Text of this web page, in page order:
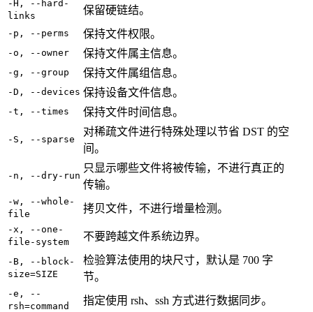
-H, --hard-
links
保留硬链结。
-p, --perms 保持文件权限。
-o, --owner 保持文件属主信息。
-g, --group 保持文件属组信息。
-D, --devices 保持设备文件信息。
-t, --times 保持文件时间信息。
-S, --sparse
对稀疏文件进行特殊处理以节省 DST 的空
间。
-n, --dry-run
只显示哪些文件将被传输，不进行真正的
传输。
-w, --whole-
file
拷贝文件，不进行增量检测。
-x, --one-
file-system
不要跨越文件系统边界。
-B, --block-
size=SIZE
检验算法使用的块尺寸，默认是 700 字
节。
-e, --
rsh=command
指定使用 rsh、ssh 方式进行数据同步。